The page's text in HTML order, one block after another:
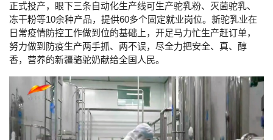
正式投产，眼下三条自动化生产线可生产驼乳粉、灭菌驼乳、
冻干粉等10余种产品，提供60多个固定就业岗位。新驼乳业在
日常疫情防控工作做到位的基础上，开足马力忙生产赶订单，
努力做到防疫生产两手抓、两不误，尽全力把安全、真、醇
香，营养的新疆骆驼奶献给全国人民。